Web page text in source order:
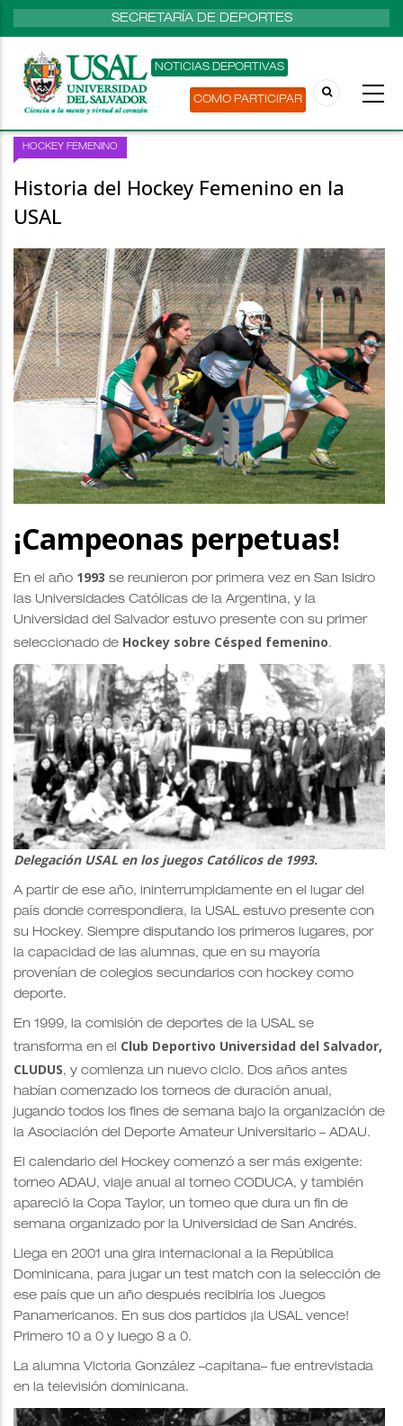
SECRETARÍA DE DEPORTES
COMO PARTICIPAR
NOTICIAS DEPORTIVAS
HOCKEY FEMENINO
Historia del Hockey Femenino en la
USAL
¡Campeonas perpetuas!
En el año 1993 se reunieron por primera vez en San Isidro
las Universidades Católicas de la Argentina, y la
Universidad del Salvador estuvo presente con su primer
seleccionado de Hockey sobre Césped femenino.
Delegación USAL en los juegos Católicos de 1993.
A partir de ese año, ininterrumpidamente en el lugar del
país donde correspondiera, la USAL estuvo presente con
su Hockey. Siempre disputando los primeros lugares, por
la capacidad de las alumnas, que en su mayoría
provenían de colegios secundarios con hockey como
deporte.
En 1999, la comisión de deportes de la USAL se
transforma en el Club Deportivo Universidad del Salvador,
CLUDUS, y comienza un nuevo ciclo. Dos años antes
habían comenzado los torneos de duración anual,
jugando todos los fines de semana bajo la organización de
la Asociación del Deporte Amateur Universitario – ADAU.
El calendario del Hockey comenzó a ser más exigente:
torneo ADAU, viaje anual al torneo CODUCA, y también
apareció la Copa Taylor, un torneo que dura un fin de
semana organizado por la Universidad de San Andrés.
Llega en 2001 una gira internacional a la República
Dominicana, para jugar un test match con la selección de
ese país que un año después recibiría los Juegos
Panamericanos. En sus dos partidos ¡la USAL vence!
Primero 10 a 0 y luego 8 a 0.
La alumna Victoria González –capitana– fue entrevistada
en la televisión dominicana.